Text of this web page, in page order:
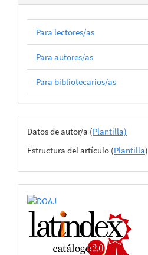
Para lectores/as
Para autores/as
Para bibliotecarios/as
Archivos
del
envío
Datos de autor/a (Plantilla)
Estructura del artículo (Plantilla)
certificado
de
adhesión